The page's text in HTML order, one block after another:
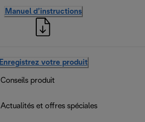
Manuel d’instructions
Enregistrez votre produit
Conseils produit
Actualités et offres spéciales